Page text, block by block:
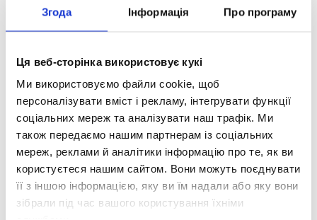
Згода Інформація Про програму
Ця веб-сторінка використовує кукі
Ми використовуємо файли cookie, щоб
персоналізувати вміст і рекламу, інтегрувати функції
соціальних мереж та аналізувати наш трафік. Ми
також передаємо нашим партнерам із соціальних
мереж, реклами й аналітики інформацію про те, як ви
користуєтеся нашим сайтом. Вони можуть поєднувати
її з іншою інформацією, яку ви їм надали або яку вони
зібрали під час вашого користування їхніми
оплата за результат роботи;
отримання фінансової незалежності, допомагаючи
людям котрі потребують грошей;
можливість розвивати власний бізнес без
фінансових ризиків та інвестицій;
професійне навчання і можливість кар'єрного росту в
компанії.
Що потрібно щоб стати Кредитним консультантом?
Для того щоб стати Кредитним консультантом достатньо
бути комунікабельним, амбітним і позитивним. Немає